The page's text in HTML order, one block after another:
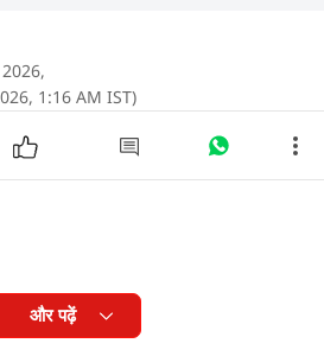
1:16 AM IST)
और पढ़ें